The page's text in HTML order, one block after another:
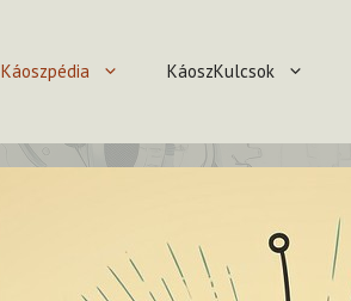
Káoszpédia KáoszKulcsok